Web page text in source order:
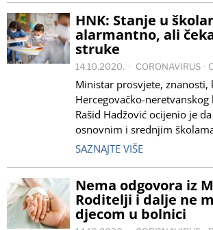
HNK: Stanje u
alarmantno, ali
struke
14.10.2020. CORONAVIRUS ·
Ministar prosvjete,
Hercegovačko-
Rašid Hadžović ocijenio je
osnovnim i srednjim
SAZNAJTE VIŠE
Nema odgovora iz
Roditelji i dalje ne
djecom u bolnici